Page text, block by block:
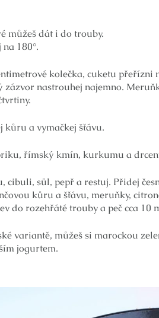
můžeš dát i do trouby.
180°.
kolečka, cuketu přeřízni
nastrouhej najemno.
kůru a vymačkej šťávu.
římský kmín, kurkumu a
sůl, pepř a restuj. Přidej
kůru a šťávu, meruňky,
do rozehřáté trouby a peč cca 10
variantě, můžeš si marockou
jogurtem.